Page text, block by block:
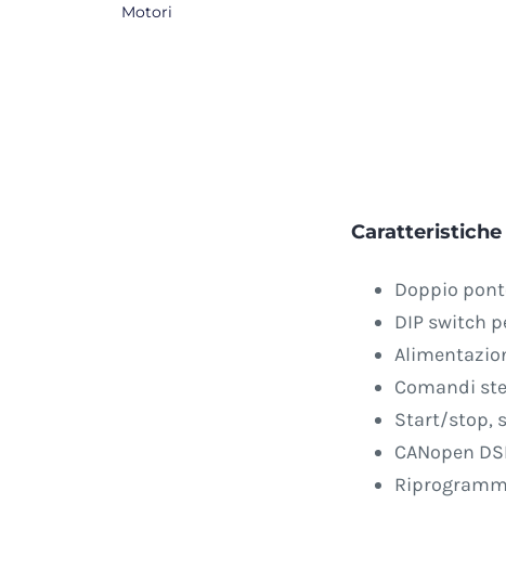
Doppio
DIP switch
Comandi
Start/stop,
CANopen
Motori